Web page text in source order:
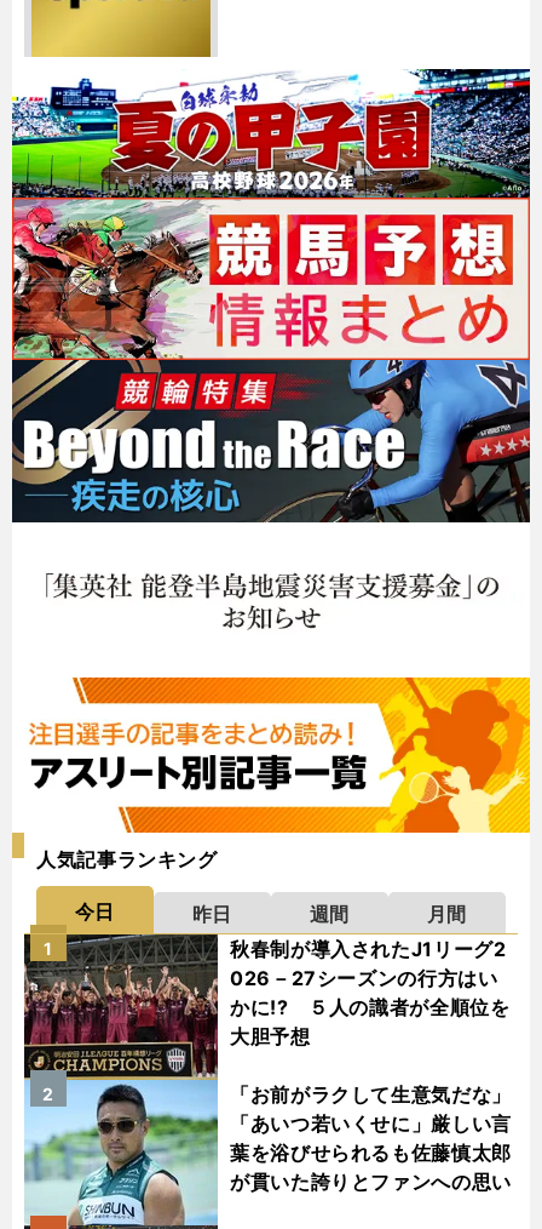
人気記事ランキング
今日 昨日 週間
月間
秋春制が導入されたJ1リーグ2
026－27シーズンの行方はい
かに!? ５人の識者が全順位を
大胆予想
1
「お前がラクして生意気だな」
「あいつ若いくせに」厳しい言
葉を浴びせられるも佐藤慎太郎
が貫いた誇りとファンへの思い
2